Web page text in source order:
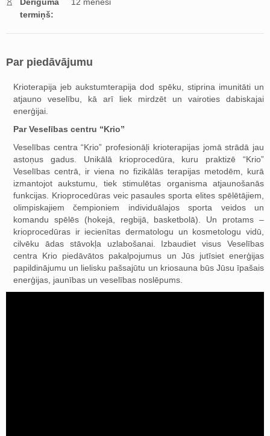
Derīguma
termiņš:
12 mēneši
Par piedāvājumu
Krioterapija jeb aukstumterapija dod spēku, stiprina imunitāti un
atjauno veselību, kā arī liek mirdzēt un vairoties dabiskajai
enerģijai.
Par Veselības centru “Krio”
Veselības centra “Krio” profesionāļi krioterapijas jomā strādā jau
astoņus gadus. Unikālā krioprocedūra, kuru praktizē “Krio”
Veselības centrā, ir viena no fizikālās terapijas metodēm, kurā
izmantojot aukstumu, tiek stimulētas organisma atjaunošanās
funkcijas. Krioprocedūras veic pasaules sporta elites spēlētājiem,
olimpiskajiem čempioniem individuālajos sporta veidos un
komandu spēlēs (hokejā, regbijā, basketbolā). Un protams –
krioprocedūras ir iecienītas dermatologu un kosmetologu vidū,
cilvēku ādas stāvokļa uzlabošanai. Izbaudiet visus Veselības
centra Krio piedāvātos pakalpojumus un Jūs jutīsiet enerģijas
papildinājumu un lielisku pašsajūtu un kriosauna būs Jūsu īpašais
enerģijas, jaunības un veselības noslēpums.